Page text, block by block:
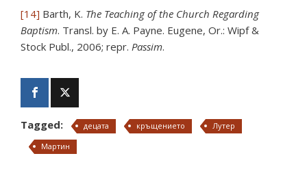
[14] Barth, K. The Teaching of the Church Regarding
Baptism. Transl. by E. A. Payne. Eugene, Or.: Wipf &
Stock Publ., 2006; repr. Passim.
Tagged: децата кръщението
Лутер
Мартин